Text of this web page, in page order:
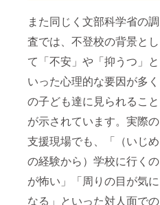
また同じく文部科学省の調
査では、不登校の背景とし
て「不安」や「抑うつ」と
いった心理的な要因が多く
の子ども達に見られること
が示されています。実際の
支援現場でも、「（いじめ
の経験から）学校に行くの
が怖い」「周りの目が気に
なる」といった対人面での